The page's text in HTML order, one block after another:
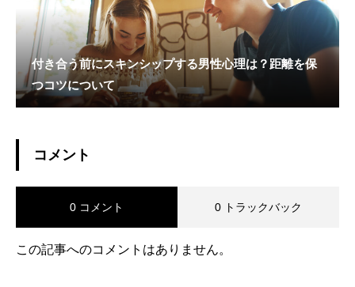
付き合う前にスキンシップする男性心理は？距離を保
つコツについて
コメント
0 コメント 0 トラックバック
この記事へのコメントはありません。